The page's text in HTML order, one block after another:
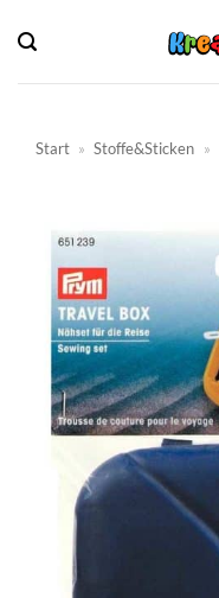
Inhalt
springen
Start » Stoffe&Sticken »